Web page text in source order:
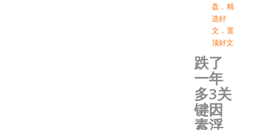
盘 ， 精
选好
文 ， 置
顶好文
跌了
一年
多3关
键因
素浮